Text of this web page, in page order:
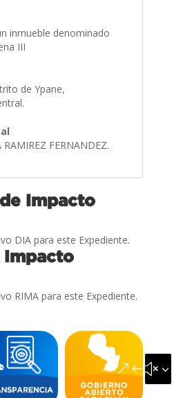
inmueble denominado
III
de Ypane,
FERNANDEZ.
Impacto
DIA para este Expediente.
Impacto
RIMA para este Expediente.